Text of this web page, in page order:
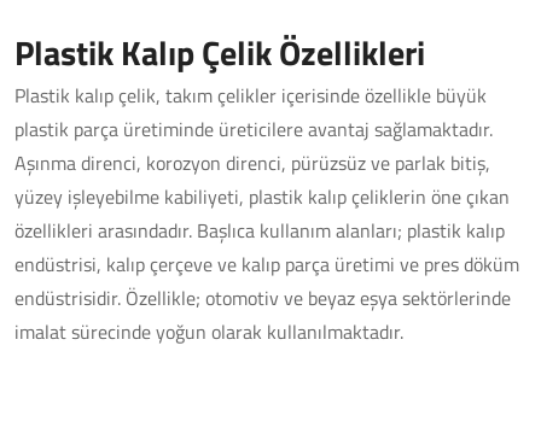
Plastik Kalıp Çelik Özellikleri
Plastik kalıp çelik, takım çelikler içerisinde özellikle büyük
plastik parça üretiminde üreticilere avantaj sağlamaktadır.
Aşınma direnci, korozyon direnci, pürüzsüz ve parlak bitiş,
yüzey işleyebilme kabiliyeti, plastik kalıp çeliklerin öne çıkan
özellikleri arasındadır. Başlıca kullanım alanları; plastik kalıp
endüstrisi, kalıp çerçeve ve kalıp parça üretimi ve pres döküm
endüstrisidir. Özellikle; otomotiv ve beyaz eşya sektörlerinde
imalat sürecinde yoğun olarak kullanılmaktadır.